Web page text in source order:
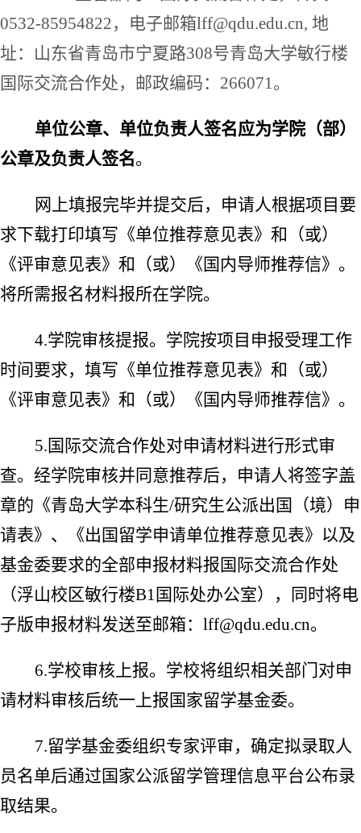
0532-85954822，电子邮箱lff@qdu.edu.cn, 地
址：山东省青岛市宁夏路308号青岛大学敏行楼
国际交流合作处，邮政编码： 266071。
单位公章、单位负责人签名应为学院（部）
公章及负责人签名。
网上填报完毕并提交后，申请人根据项目要
求下载打印填写《单位推荐意见表》和（或）
《评审意见表》和（或）《国内导师推荐信》。
将所需报名材料报所在学院。
4.学院审核提报。学院按项目申报受理工作
时间要求，填写 《单位推荐意见表》和（或）
《评审意见表》和（或）《国内导师推荐信》。
5.国际交流合作处对申请材料进行形式审
查。经学院审核并同意推荐后，申请人将签字盖
章的《青岛大学本科生/研究生公派出国（境）申
请表》、《出国留学申请单位推荐意见表》以及
基金委要求的全部申报材料报国际交流合作处
（浮山校区敏行楼B1国际处办公室），同时将电
子版申报材料发送至邮箱： lff@qdu.edu.cn。
6.学校审核上报。学校将组织相关部门对申
请材料审核后统一上报国家留学基金委。
7.留学基金委组织专家评审，确定拟录取人
员名单后通过国家公派留学管理信息平台公布录
取结果。